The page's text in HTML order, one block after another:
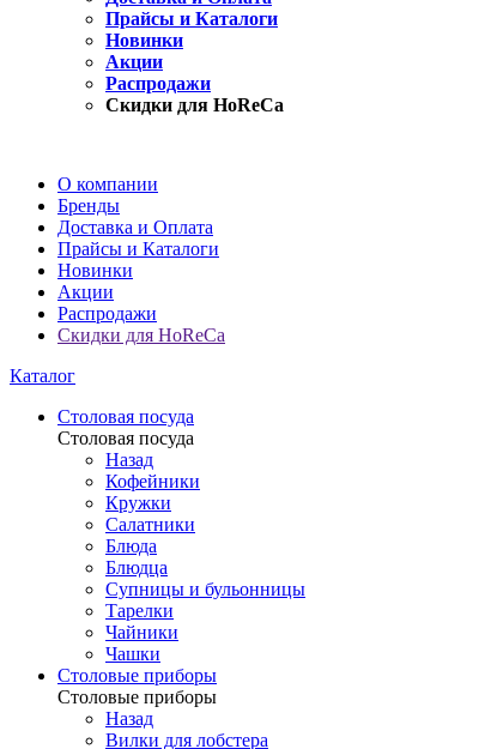
Прайсы и Каталоги
Новинки
Акции
Распродажи
Скидки для HoReCa
О компании
Бренды
Доставка и Оплата
Прайсы и Каталоги
Новинки
Акции
Распродажи
Скидки для HoReCa
Каталог
Столовая посуда
Столовая посуда
Назад
Кофейники
Кружки
Салатники
Блюда
Блюдца
Супницы и бульонницы
Тарелки
Чайники
Чашки
Cтоловые приборы
Cтоловые приборы
Назад
Вилки для лобстера